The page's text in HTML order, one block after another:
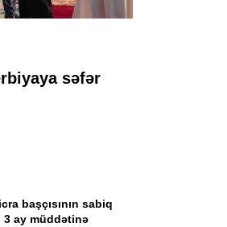
səfər
başçısının sabiq
3 ay müddətinə